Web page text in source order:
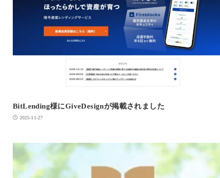
BitLending様にGiveDesignが掲載されました
2025-11-27